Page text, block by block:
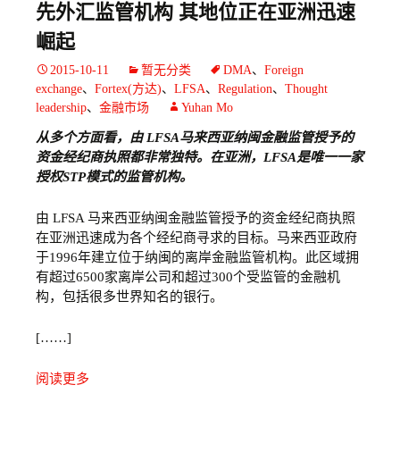
先外汇监管机构 其地位正在亚洲迅速
崛起
2015-10-11 暂无分类 DMA、 Foreign
exchange、 Fortex(方达)、 LFSA、 Regulation、 Thought
leadership、 金融市场 Yuhan Mo
从多个方面看，由 LFSA马来西亚纳闽金融监管授予的
资金经纪商执照都非常独特。在亚洲，LFSA是唯一一家
授权STP模式的监管机构。
由 LFSA 马来西亚纳闽金融监管授予的资金经纪商执照
在亚洲迅速成为各个经纪商寻求的目标。马来西亚政府
于1996年建立位于纳闽的离岸金融监管机构。此区域拥
有超过6500家离岸公司和超过300个受监管的金融机
构，包括很多世界知名的银行。
[……]
阅读更多